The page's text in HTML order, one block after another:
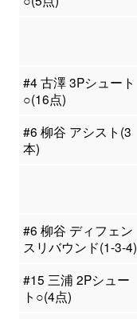
#4 古澤 3Pシュート
○(16点)
#6 柳谷 アシスト(3
本)
#6 柳谷 ディフェン
スリバウンド(1-3-4)
#15 三浦 2Pシュー
ト○(4点)